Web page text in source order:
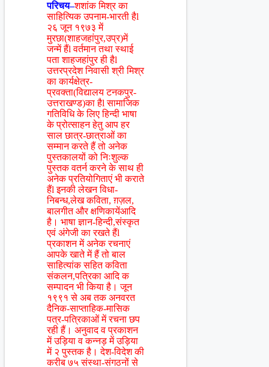
परिचय–शशांक मिश्र का
साहित्यिक उपनाम-भारती हैl
२६ जून १९७३ में
मुरछा(शाहजहांपुर,उप्र)में
जन्में हैंl वर्तमान तथा स्थाई
पता शाहजहांपुर ही हैl
उत्तरप्रदेश निवासी श्री मिश्र
का कार्यक्षेत्र-
प्रवक्ता(विद्यालय टनकपुर-
उत्तराखण्ड)का हैl सामाजिक
गतिविधि के लिए हिन्दी भाषा
के प्रोत्साहन हेतु आप हर
साल छात्र-छात्राओं का
सम्मान करते हैं तो अनेक
पुस्तकालयों को निःशुल्क
पुस्तक वतर्न करने के साथ ही
अनेक प्रतियोगिताएं भी कराते
हैंl इनकी लेखन विधा-
निबन्ध,लेख कविता, ग़ज़ल,
बालगीत और क्षणिकायेंआदि
है। भाषा ज्ञान-हिन्दी,संस्कृत
एवं अंगेजी का रखते हैंl
प्रकाशन में अनेक रचनाएं
आपके खाते में हैं तो बाल
साहित्यांक सहित कविता
संकलन,पत्रिका आदि क
सम्पादन भी किया है। जून
१९९१ से अब तक अनवरत
दैनिक-साप्ताहिक-मासिक
पत्र-पत्रिकाओं में रचना छप
रही हैं। अनुवाद व प्रकाशन
में उड़िया व कन्नड़ में उड़िया
में २ पुस्तक है। देश-विदेश की
करीब ७५ संस्था-संगठनों से